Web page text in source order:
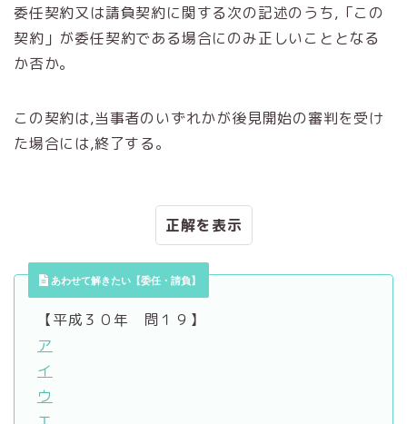
委任契約又は請負契約に関する次の記述のうち,「この
契約」が委任契約である場合にのみ正しいこととなる
か否か。
この契約は,当事者のいずれかが後見開始の審判を受け
た場合には,終了する。
正解
あわせて解きたい【委任・請負】
【平成３０年 問１９】
ア
イ
ウ